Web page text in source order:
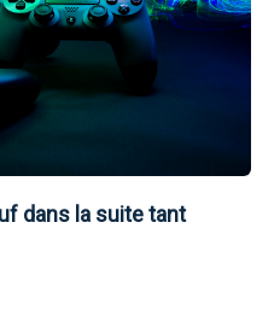
dans la suite tant